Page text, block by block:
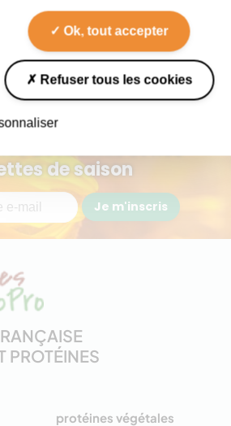
Ok, tout accepter
Refuser tous les cookies
Filières
actualités et nos
de saison
Je m'inscris
PROTÉINES
protéines végétales